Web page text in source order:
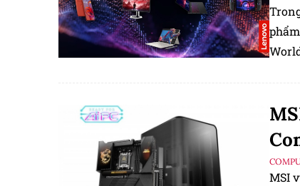
phẩm
MSI